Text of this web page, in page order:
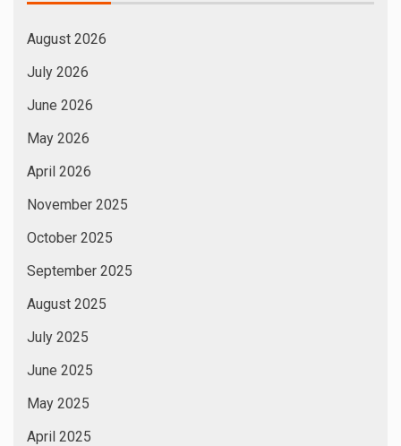
August 2026
July 2026
June 2026
May 2026
April 2026
November 2025
October 2025
September 2025
August 2025
July 2025
June 2025
May 2025
April 2025